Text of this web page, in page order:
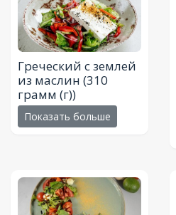
Греческий с землей
из маслин (310
грамм (г))
Показать больше